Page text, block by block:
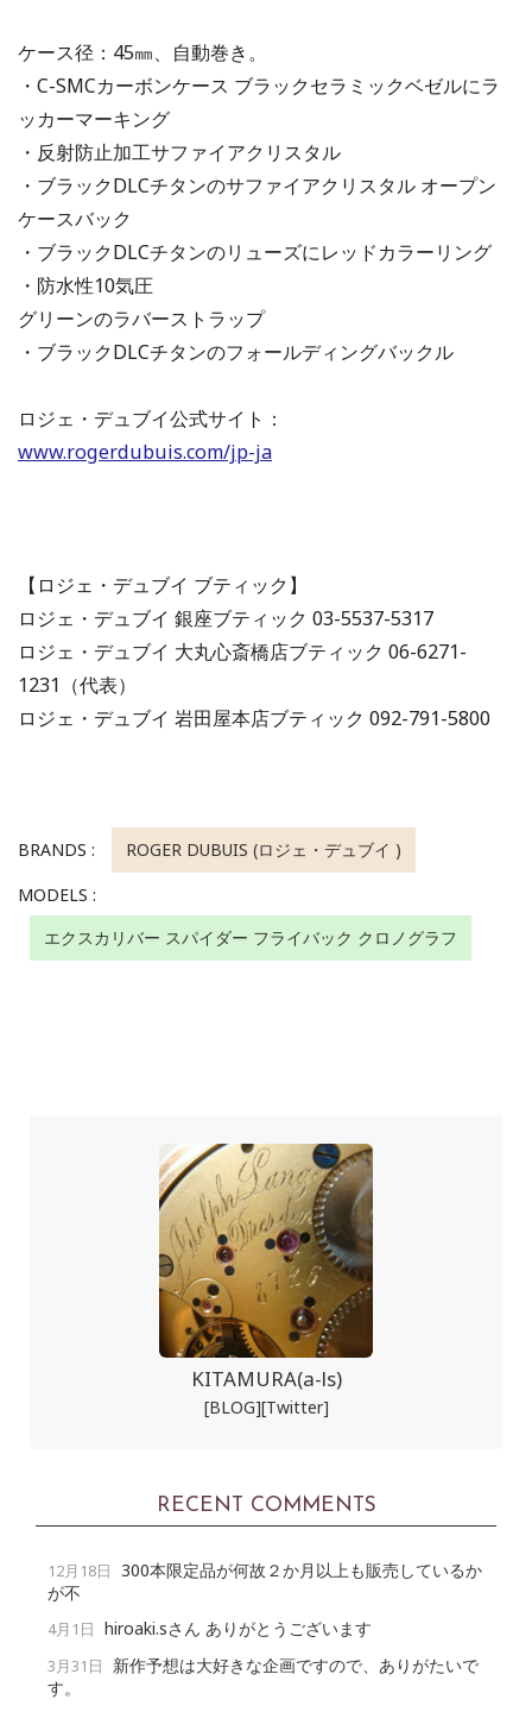
ケース径：45㎜、自動巻き。
・C-SMCカーボンケース ブラックセラミックベゼルにラ
ッカーマーキング
・反射防止加工サファイアクリスタル
・ブラックDLCチタンのサファイアクリスタル オープン
ケースバック
・ブラックDLCチタンのリューズにレッドカラーリング
・防水性10気圧
グリーンのラバーストラップ
・ブラックDLCチタンのフォールディングバックル
ロジェ・デュブイ公式サイト：
www.rogerdubuis.com/jp-ja
【ロジェ・デュブイ ブティック】
ロジェ・デュブイ 銀座ブティック 03-5537-5317
ロジェ・デュブイ 大丸心斎橋店ブティック 06-6271-
1231（代表）
ロジェ・デュブイ 岩田屋本店ブティック 092-791-5800
BRANDS :
ROGER DUBUIS (ロジェ・デュブイ )
MODELS :
エクスカリバー スパイダー フライバック クロノグラフ
KITAMURA(a-ls)
[BLOG][Twitter]
RECENT COMMENTS
12月18日 300本限定品が何故２か月以上も販売しているか
が不
4月1日 hiroaki.sさん ありがとうございます
3月31日
新作予想は大好きな企画ですので、ありがたいで
す。